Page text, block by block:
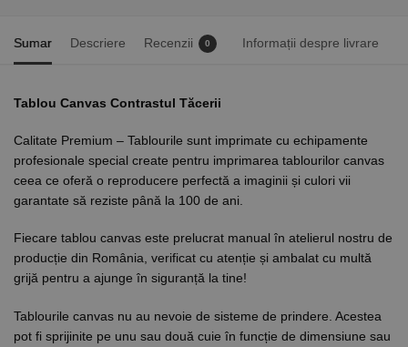
Sumar Descriere Recenzii 0 Informații despre livrare
Tablou Canvas Contrastul Tăcerii
Calitate Premium – Tablourile sunt imprimate cu echipamente
profesionale special create pentru imprimarea tablourilor canvas
ceea ce oferă o reproducere perfectă a imaginii și culori vii
garantate să reziste până la 100 de ani.
Fiecare tablou canvas este prelucrat manual în atelierul nostru de
producție din România, verificat cu atenție și ambalat cu multă
grijă pentru a ajunge în siguranță la tine!
Tablourile canvas nu au nevoie de sisteme de prindere. Acestea
pot fi sprijinite pe unu sau două cuie în funcție de dimensiune sau